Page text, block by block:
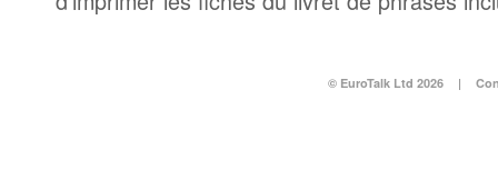
© EuroTalk Ltd 2026 |